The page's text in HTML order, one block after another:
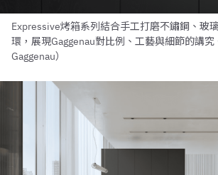
Expressive烤箱系列結合手工打磨不鏽鋼、玻
環，展現Gaggenau對比例、工藝與細節的講究
Gaggenau）